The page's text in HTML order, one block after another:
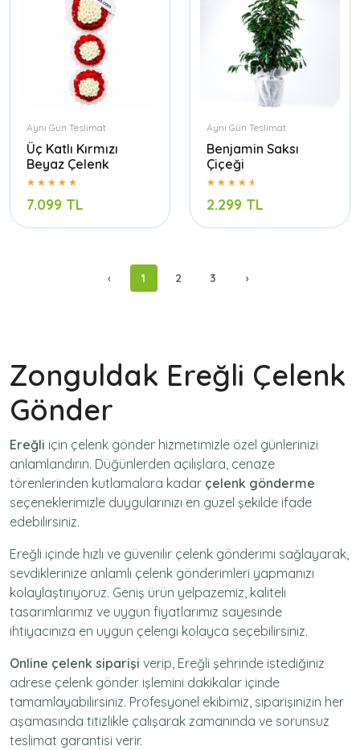
Aynı Gün Teslimat
Üç Katlı Kırmızı
Beyaz Çelenk
7.099 TL
Aynı Gün Teslimat
Benjamin Saksı
Çiçeği
2.299 TL
‹ 1 2 3 ›
Zonguldak Ereğli Çelenk
Gönder
Ereğli için çelenk gönder hizmetimizle özel günlerinizi
anlamlandırın. Düğünlerden açılışlara, cenaze
törenlerinden kutlamalara kadar çelenk gönderme
seçeneklerimizle duygularınızı en güzel şekilde ifade
edebilirsiniz.
Ereğli içinde hızlı ve güvenilir çelenk gönderimi sağlayarak,
sevdiklerinize anlamlı çelenk gönderimleri yapmanızı
kolaylaştırıyoruz. Geniş ürün yelpazemiz, kaliteli
tasarımlarımız ve uygun fiyatlarımız sayesinde
ihtiyacınıza en uygun çelengi kolayca seçebilirsiniz.
Online çelenk siparişi verip, Ereğli şehrinde istediğiniz
adrese çelenk gönder işlemini dakikalar içinde
tamamlayabilirsiniz. Profesyonel ekibimiz, siparişinizin her
aşamasında titizlikle çalışarak zamanında ve sorunsuz
teslimat garantisi verir.